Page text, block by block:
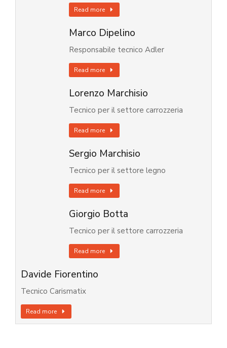
Read more
Marco Dipelino
Responsabile tecnico Adler
Read more
Lorenzo Marchisio
Tecnico per il settore carrozzeria
Read more
Sergio Marchisio
Tecnico per il settore legno
Read more
Giorgio Botta
Tecnico per il settore carrozzeria
Read more
Davide Fiorentino
Tecnico Carismatix
Read more